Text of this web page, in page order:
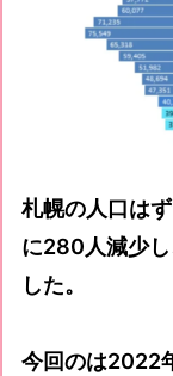
札幌の人口は
に280人減少
した。
今回のは2022